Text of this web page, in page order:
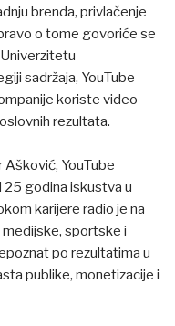
brenda, privlačenje
o tome govoriće se
sadržaja, YouTube
koriste video
rezultata.
YouTube
25 godina iskustva u
karijere radio je na
sportske i
po rezultatima u
publike, monetizacije i